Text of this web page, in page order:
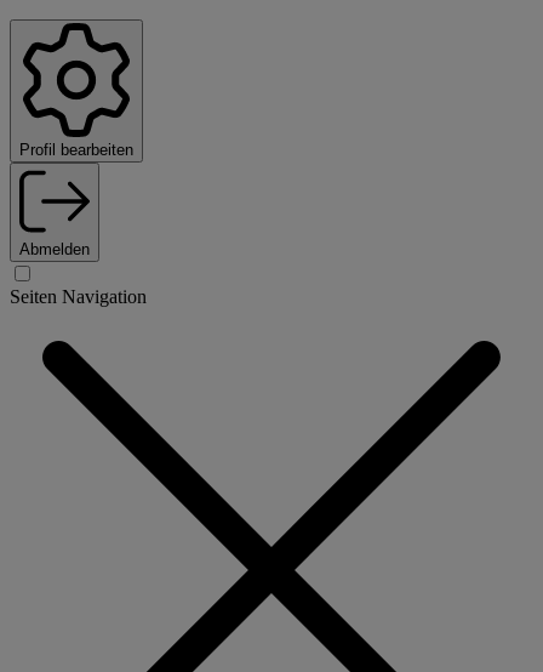
Profil bearbeiten
Abmelden
Seiten Navigation